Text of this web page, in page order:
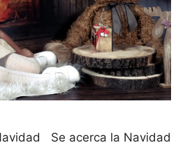
Se acerca la Navidad